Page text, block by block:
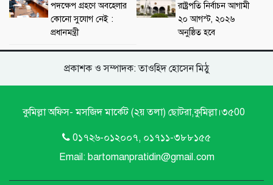
পদক্ষেপ গ্রহণে অবহেলার
কোনো সুযোগ নেই :
প্রধানমন্ত্রী
রাষ্ট্রপতি নির্বাচন আগামী
২০ আগস্ট, ২০২৬
অনুষ্ঠিত হবে
প্রকাশক ও সম্পাদক: তাওহিদ হোসেন মিঠু
কুমিল্লা অফিস- মসজিদ মার্কেট (২য় তলা) ছোটরা,কুমিল্লা।৩৫00
0১৭২৬-০১২০০৭, ০১৭১১-৩৮৮১৫৫
Email: bartomanpratidin@gmail.com